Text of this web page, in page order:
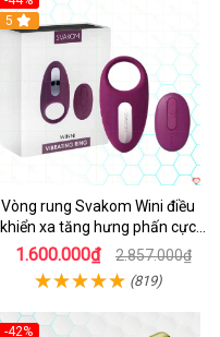
5
Vòng rung Svakom Wini điều
khiển xa tăng hưng phấn cực
đỉnh
1.600.000₫ 2.857.000₫
(819)
-42%